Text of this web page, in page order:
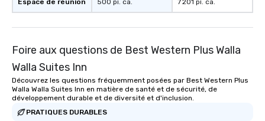
Espace de réunion 500 pi. ca. 7 201 pi. ca.
Foire aux questions de Best Western Plus Walla
Walla Suites Inn
Découvrez les questions fréquemment posées par Best Western Plus
Walla Walla Suites Inn en matière de santé et de sécurité, de
développement durable et de diversité et d'inclusion.
PRATIQUES DURABLES